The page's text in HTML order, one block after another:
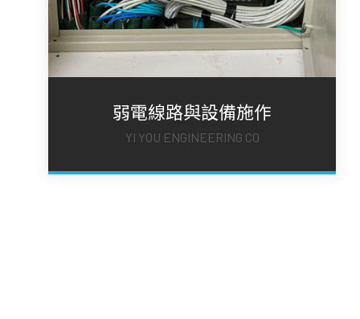
冰水管路空調設備施作
YI YOU ENGINEERING CO